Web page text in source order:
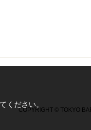
ください。
COPYRIGHT © TOKYO